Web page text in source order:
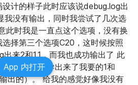
计的样子此时应该说debug.log出
我没有输出，同时我尝试了几次选
此时我是一直点这个选项，没有换
择第三个选项C20，这时候按照
来2和1.1，而我也成功输出了 此
就给我成功导出来了我要的1和
出的）。 给我的感觉好像我没有
App 内打开